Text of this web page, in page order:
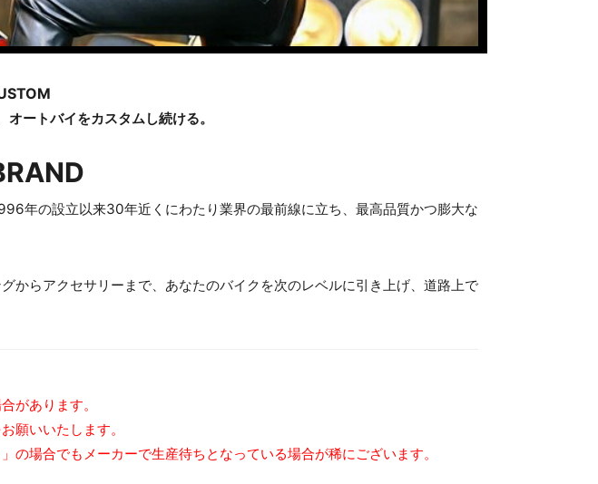
ートバイをカスタムし続ける。
年の設立以来30年近くにわたり業界の最前線に立ち、最高品質かつ膨大な
からアクセサリーまで、あなたのバイクを次のレベルに引き上げ、道路上で
があります。
願いいたします。
の場合でもメーカーで生産待ちとなっている場合が稀にございます。